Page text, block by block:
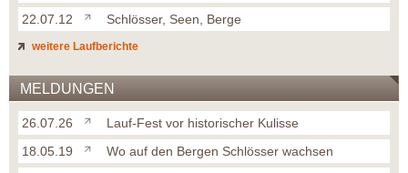
22.07.12
Schlösser, Seen, Berge
weitere Laufberichte
MELDUNGEN
26.07.26
Lauf-Fest vor historischer Kulisse
18.05.19
Wo auf den Bergen Schlösser wachsen